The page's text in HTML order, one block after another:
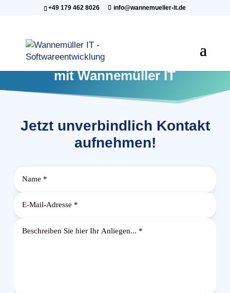
+49 179 462 8026 info@wannemueller-it.de
Kontakt aufnehmen
mit Wannemüller IT
Jetzt unverbindlich Kontakt
aufnehmen!